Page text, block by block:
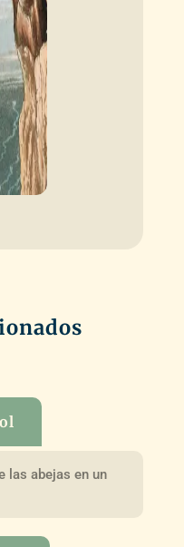
las abejas en un